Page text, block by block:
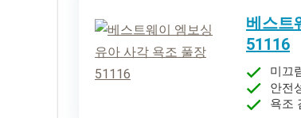
베스트
51116
미끄
안전
욕조